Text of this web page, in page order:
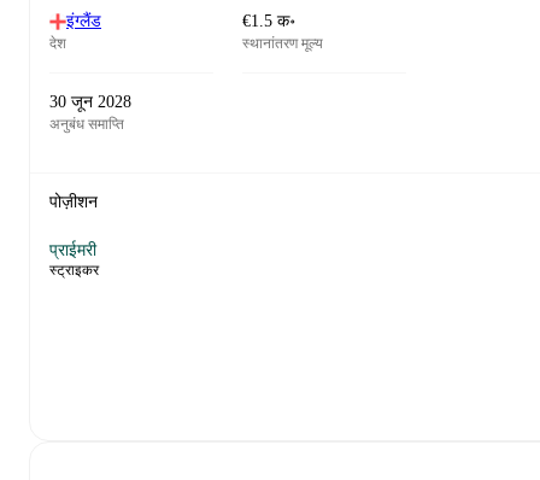
इंग्लैंड
देश
€1.5 क॰
स्थानांतरण मूल्य
30 जून 2028
अनुबंध समाप्ति
पोज़ीशन
प्राईमरी
स्ट्राइकर